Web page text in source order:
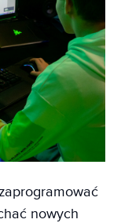
nowych